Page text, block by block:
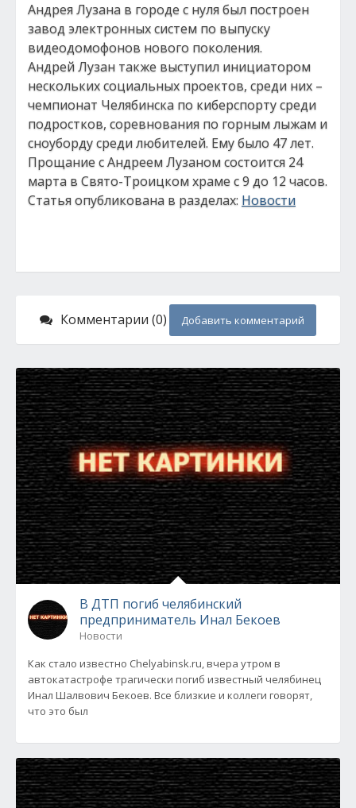
Андрея Лузана в городе с нуля был построен
завод электронных систем по выпуску
видеодомофонов нового поколения.
Андрей Лузан также выступил инициатором
нескольких социальных проектов, среди них –
чемпионат Челябинска по киберспорту среди
подростков, соревнования по горным лыжам и
сноуборду среди любителей. Ему было 47 лет.
Прощание c Андреем Лузаном состоится 24
марта в Свято-Троицком храме с 9 до 12 часов.
Статья опубликована в разделах: Новости
Комментарии (0) Добавить комментарий
В ДТП погиб челябинский
предприниматель Инал Бекоев
Новости
Как стало известно Chelyabinsk.ru, вчера утром в
автокатастрофе трагически погиб известный челябинец
Инал Шалвович Бекоев. Все близкие и коллеги говорят,
что это был